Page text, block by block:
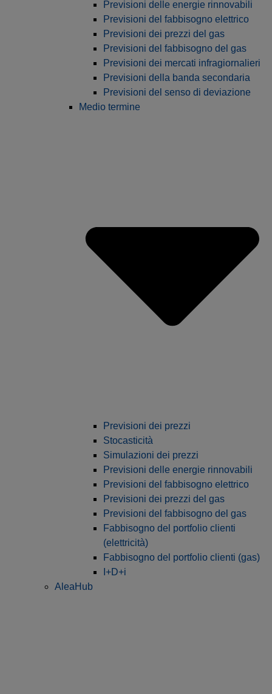
Previsioni delle energie rinnovabili
Previsioni del fabbisogno elettrico
Previsioni dei prezzi del gas
Previsioni del fabbisogno del gas
Previsioni dei mercati infragiornalieri
Previsioni della banda secondaria
Previsioni del senso di deviazione
Medio termine
Previsioni dei prezzi
Stocasticità
Simulazioni dei prezzi
Previsioni delle energie rinnovabili
Previsioni del fabbisogno elettrico
Previsioni dei prezzi del gas
Previsioni del fabbisogno del gas
Fabbisogno del portfolio clienti
(elettricità)
Fabbisogno del portfolio clienti (gas)
I+D+i
AleaHub